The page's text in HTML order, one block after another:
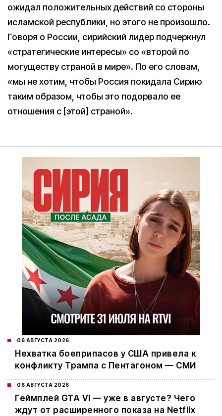
ожидал положительных действий со стороны
исламской республики, но этого не произошло.
Говоря о России, сирийский лидер подчеркнул
«стратегические интересы» со «второй по
могуществу страной в мире». По его словам,
«мы не хотим, чтобы Россия покидала Сирию
таким образом, чтобы это подорвало ее
отношения с [этой] страной».
06 АВГУСТА 2026
Нехватка боеприпасов у США привела к
конфликту Трампа с Пентагоном — СМИ
06 АВГУСТА 2026
Геймплей GTA VI — уже в августе? Чего
ждут от расширенного показа на Netflix